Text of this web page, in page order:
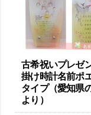
古希祝いプレゼ
掛け時計名前ポ
タイプ（愛知県
より ）